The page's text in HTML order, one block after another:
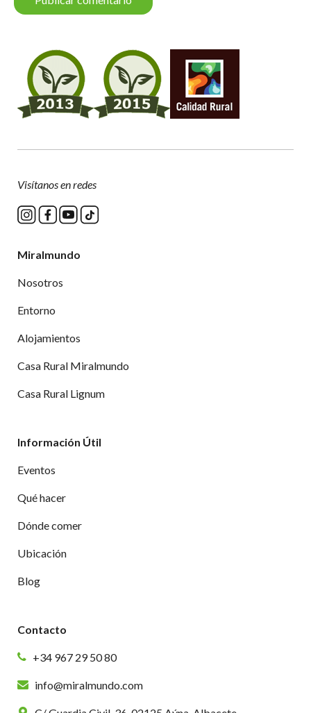
Visítanos en redes
Miralmundo
Nosotros
Entorno
Alojamientos
Casa Rural Miralmundo
Casa Rural Lignum
Información Útil
Eventos
Qué hacer
Dónde comer
Ubicación
Blog
Contacto
+34 967 29 50 80
info@miralmundo.com